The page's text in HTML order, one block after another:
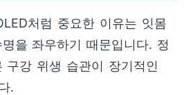
처럼 중요한 이유는 잇몸
을 좌우하기 때문입니다. 정
구강 위생 습관이 장기적인
.